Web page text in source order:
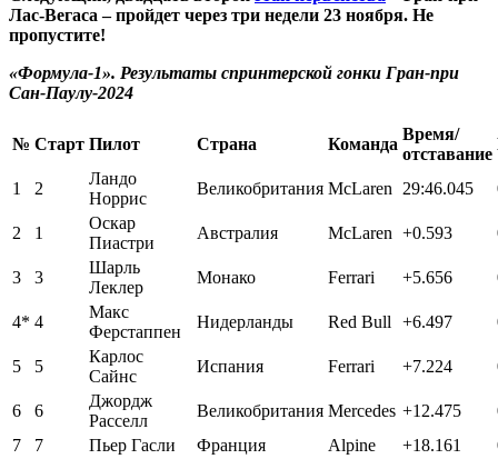
Лас-Вегаса – пройдет через три недели 23 ноября. Не
пропустите!
«Формула-1». Результаты спринтерской гонки Гран-при
Сан-Паулу-2024
№ Старт Пилот Страна Команда
Время/
отставание
1 2
Ландо
Норрис
Великобритания McLaren 29:46.045
2 1
Оскар
Пиастри
Австралия McLaren +0.593
3 3
Шарль
Леклер
Монако Ferrari +5.656
4* 4
Макс
Ферстаппен
Нидерланды Red Bull +6.497
5 5
Карлос
Сайнс
Испания Ferrari +7.224
6 6
Джордж
Расселл
Великобритания Mercedes +12.475
7
7 Пьер Гасли Франция Alpine +18.161